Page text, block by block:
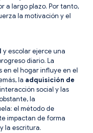
a largo plazo. Por tanto,
la motivación y el
y escolar ejerce una
diario. La
en el hogar influye en el
la adquisición de
social y las
la
el método de
impactan de forma
la escritura.